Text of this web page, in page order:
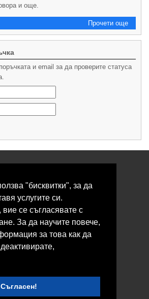
"бисквитки", за да
услугите си.
се съгласявате с
За да научите повече,
за това как да
Съгласен!
и още.
Прочети още
и email за да проверите статуса
всички права запазени
от